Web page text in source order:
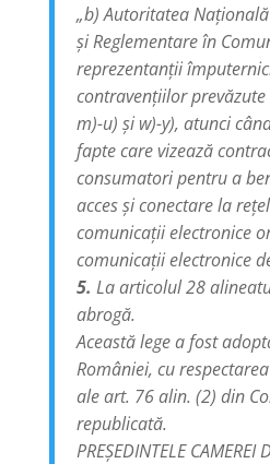
„b) Autoritatea
şi Reglementare în
reprezentanţii
contravenţiilor
m)-u) şi w)-y), atunci
fapte care vizează
consumatori pentru a
acces şi conectare la
comunicaţii electronice
comunicaţii electronice
5. La articolul 28
abrogă.
Această lege a fost
României, cu
ale art. 76 alin. (2) din
republicată.
PREŞEDINTELE CAMEREI